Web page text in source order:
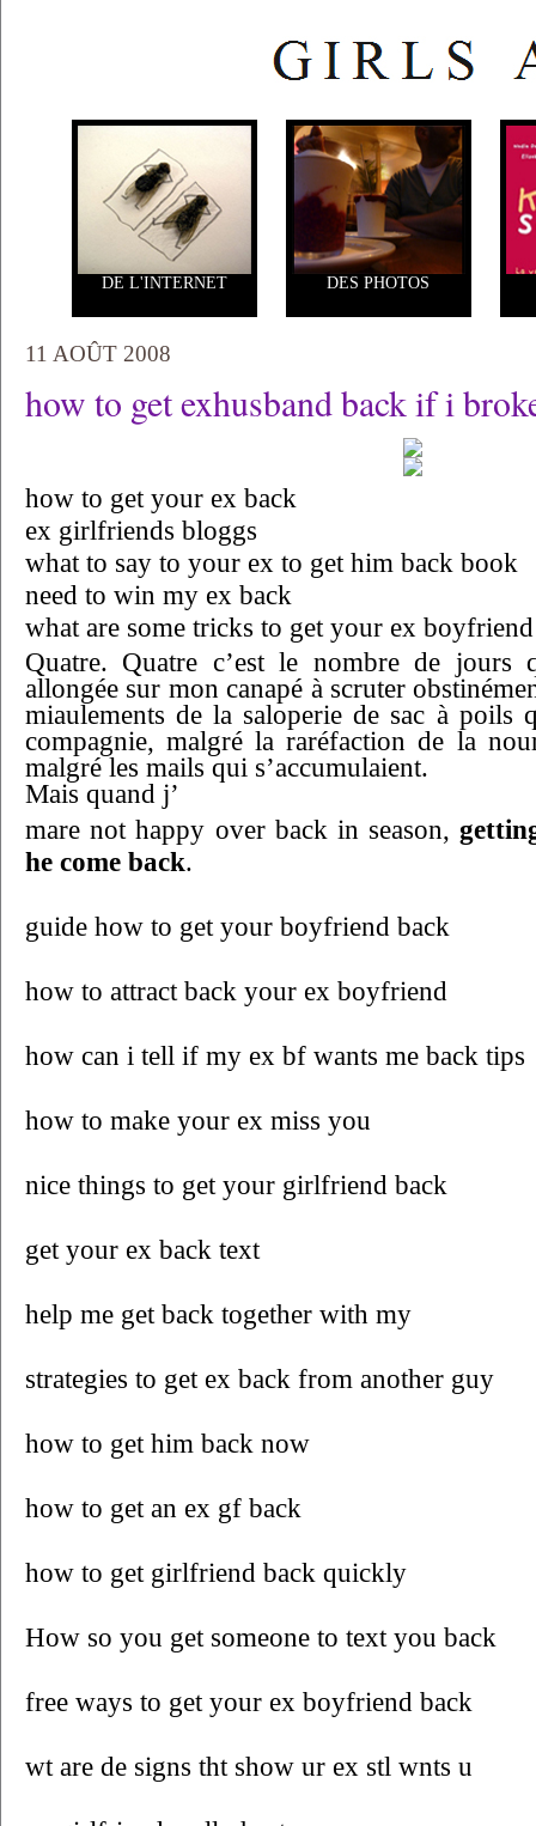
DE L'INTERNET DES PHOTOS
11 AOÛT 2008
how to get exhusband back if i
how to get your ex back
ex girlfriends bloggs
what to say to your ex to get him back book
need to win my ex back
what are some tricks to get your ex
Quatre. Quatre c’est le nombre de jours
allongée sur mon canapé à scruter
miaulements de la saloperie de sac à poils
compagnie, malgré la raréfaction de la
malgré les mails qui s’accumulaient.
Mais quand j’
mare not happy over back in season,
he come back.
guide how to get your boyfriend back
how to attract back your ex boyfriend
how can i tell if my ex bf wants me back tips
how to make your ex miss you
nice things to get your girlfriend back
get your ex back text
help me get back together with my
strategies to get ex back from another guy
how to get him back now
how to get an ex gf back
how to get girlfriend back quickly
How so you get someone to text you back
free ways to get your ex boyfriend back
wt are de signs tht show ur ex stl wnts u